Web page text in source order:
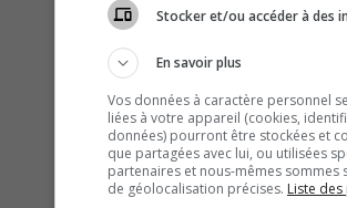
Stocker et/ou accéder à des
En savoir plus
Vos données à caractère personnel
liées à votre appareil (cookies,
données) pourront être stockées et
que partagées avec lui, ou utilisées
partenaires et nous-mêmes
de géolocalisation précises. Liste